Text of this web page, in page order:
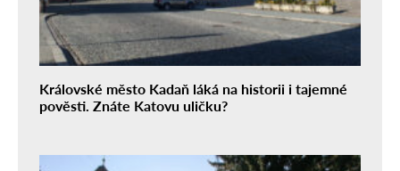
Královské město Kadaň láká na historii i tajemné
pověsti. Znáte Katovu uličku?